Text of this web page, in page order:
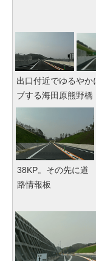
出口付近でゆるやか
ブする海田原熊野橋
38KP。その先に道
路情報板